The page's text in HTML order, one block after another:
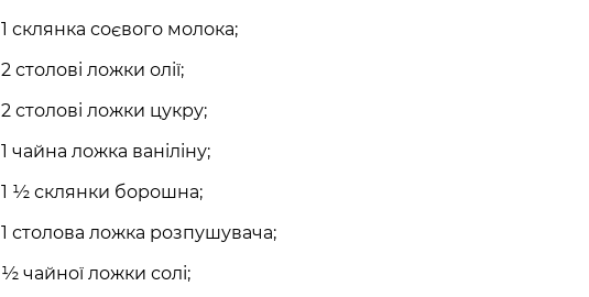
1 склянка соєвого молока;
2 столові ложки олії;
2 столові ложки цукру;
1 чайна ложка ваніліну;
1 ½ склянки борошна;
1 столова ложка розпушувача;
½ чайної ложки солі;